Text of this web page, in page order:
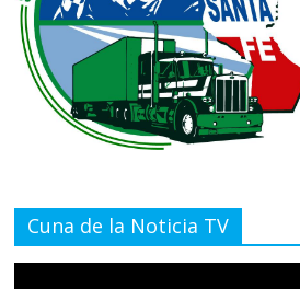
Cuna de la Noticia TV